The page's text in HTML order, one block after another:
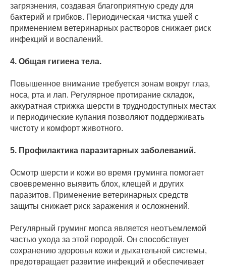
загрязнения, создавая благоприятную среду для
бактерий и грибков. Периодическая чистка ушей с
применением ветеринарных растворов снижает риск
инфекций и воспалений.
4. Общая гигиена тела.
Повышенное внимание требуется зонам вокруг глаз,
носа, рта и лап. Регулярное протирание складок,
аккуратная стрижка шерсти в труднодоступных местах
и периодические купания позволяют поддерживать
чистоту и комфорт животного.
5. Профилактика паразитарных заболеваний.
Осмотр шерсти и кожи во время груминга помогает
своевременно выявить блох, клещей и других
паразитов. Применение ветеринарных средств
защиты снижает риск заражения и осложнений.
Регулярный груминг мопса является неотъемлемой
частью ухода за этой породой. Он способствует
сохранению здоровья кожи и дыхательной системы,
предотвращает развитие инфекций и обеспечивает